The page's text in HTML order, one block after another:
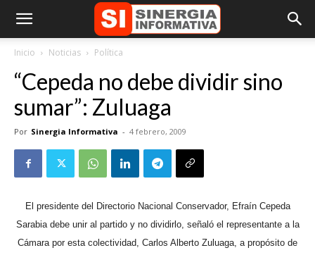
Inicio Noticias Política
“Cepeda no debe dividir sino
sumar”: Zuluaga
Por Sinergia Informativa - 4 febrero, 2009
El presidente del Directorio Nacional Conservador, Efraín Cepeda
Sarabia debe unir al partido y no dividirlo, señaló el representante a la
Cámara por esta colectividad, Carlos Alberto Zuluaga, a propósito de